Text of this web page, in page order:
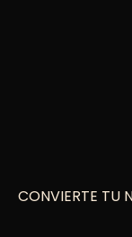
CONVIERTE TU